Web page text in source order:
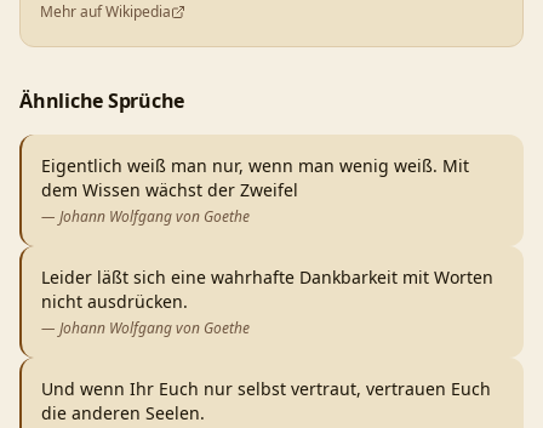
Mehr auf Wikipedia
Ähnliche Sprüche
Eigentlich weiß man nur, wenn man wenig weiß. Mit
dem Wissen wächst der Zweifel
— Johann Wolfgang von Goethe
Leider läßt sich eine wahrhafte Dankbarkeit mit Worten
nicht ausdrücken.
— Johann Wolfgang von Goethe
Und wenn Ihr Euch nur selbst vertraut, vertrauen Euch
die anderen Seelen.